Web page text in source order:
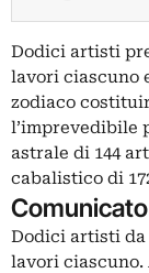
Dodici artisti
lavori ciascuno
zodiaco
l’imprevedibile
astrale di 144
cabalistico di
Dodici artisti da
lavori